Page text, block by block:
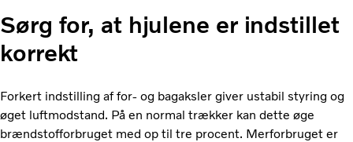
Sørg for, at hjulene er indstillet
korrekt
Forkert indstilling af for- og bagaksler giver ustabil styring og
øget luftmodstand. På en normal trækker kan dette øge
brændstofforbruget med op til tre procent. Merforbruget er